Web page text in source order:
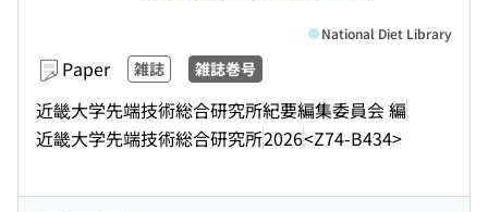
Paper 雑誌 雑誌巻号
近畿大学先端技術総合研究所紀要編集委員会 編
近畿大学先端技術総合研究所2026<Z74-B434>
National Diet Library